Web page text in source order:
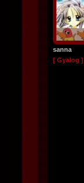
sanna
[ Gyalog ]